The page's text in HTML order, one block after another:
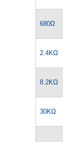
680Ω
2.4KΩ
8.2KΩ
30KΩ